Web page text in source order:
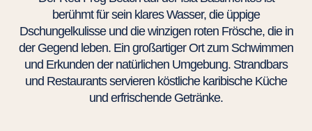
berühmt für sein klares Wasser, die üppige
Dschungelkulisse und die winzigen roten Frösche, die in
der Gegend leben. Ein großartiger Ort zum Schwimmen
und Erkunden der natürlichen Umgebung. Strandbars
und Restaurants servieren köstliche karibische Küche
und erfrischende Getränke.